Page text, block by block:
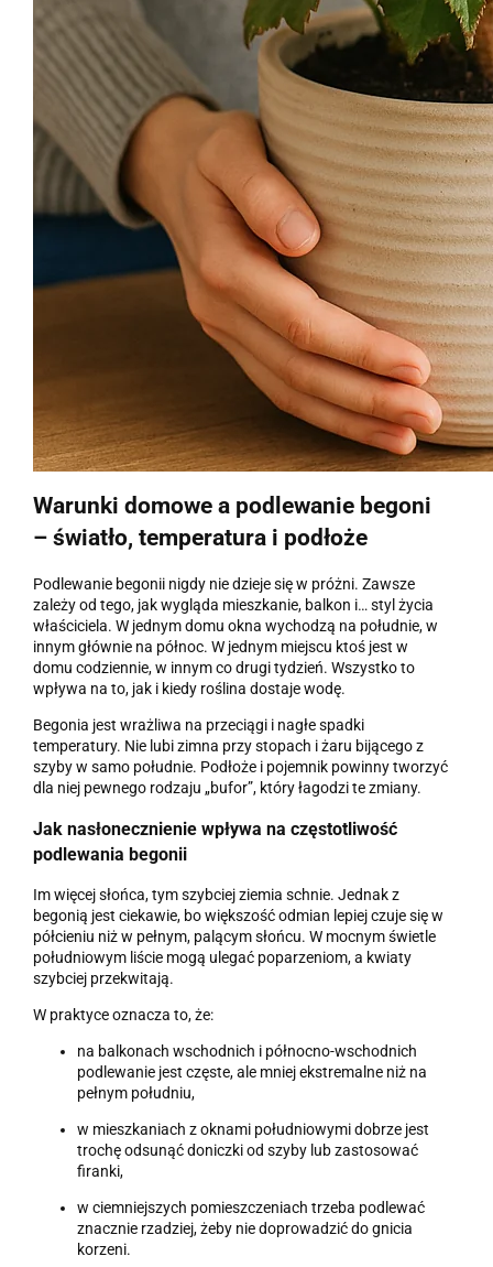
Warunki domowe a podlewanie begoni
– światło, temperatura i podłoże
Podlewanie begonii nigdy nie dzieje się w próżni. Zawsze
zależy od tego, jak wygląda mieszkanie, balkon i… styl życia
właściciela. W jednym domu okna wychodzą na południe, w
innym głównie na północ. W jednym miejscu ktoś jest w
domu codziennie, w innym co drugi tydzień. Wszystko to
wpływa na to, jak i kiedy roślina dostaje wodę.
Begonia jest wrażliwa na przeciągi i nagłe spadki
temperatury. Nie lubi zimna przy stopach i żaru bijącego z
szyby w samo południe. Podłoże i pojemnik powinny tworzyć
dla niej pewnego rodzaju „bufor”, który łagodzi te zmiany.
Jak nasłonecznienie wpływa na częstotliwość
podlewania begonii
Im więcej słońca, tym szybciej ziemia schnie. Jednak z
begonią jest ciekawie, bo większość odmian lepiej czuje się w
półcieniu niż w pełnym, palącym słońcu. W mocnym świetle
południowym liście mogą ulegać poparzeniom, a kwiaty
szybciej przekwitają.
W praktyce oznacza to, że:
na balkonach wschodnich i północno-wschodnich
podlewanie jest częste, ale mniej ekstremalne niż na
pełnym południu,
w mieszkaniach z oknami południowymi dobrze jest
trochę odsunąć doniczki od szyby lub zastosować
firanki,
w ciemniejszych pomieszczeniach trzeba podlewać
znacznie rzadziej, żeby nie doprowadzić do gnicia
korzeni.